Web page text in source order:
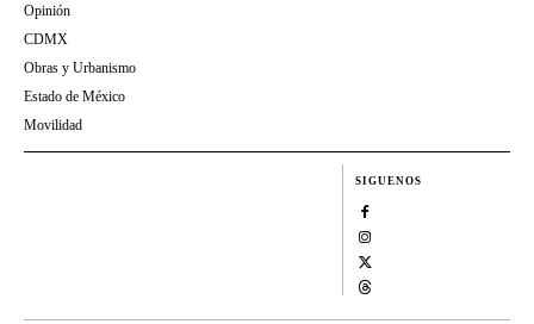
Opinión
CDMX
Obras y Urbanismo
Estado de México
Movilidad
SIGUENOS